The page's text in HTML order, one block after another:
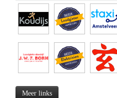
Meer links